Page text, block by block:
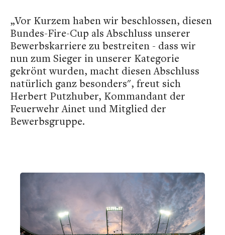
„Vor Kurzem haben wir beschlossen, diesen
Bundes-Fire-Cup als Abschluss unserer
Bewerbskarriere zu bestreiten - dass wir
nun zum Sieger in unserer Kategorie
gekrönt wurden, macht diesen Abschluss
natürlich ganz besonders", freut sich
Herbert Putzhuber, Kommandant der
Feuerwehr Ainet und Mitglied der
Bewerbsgruppe.